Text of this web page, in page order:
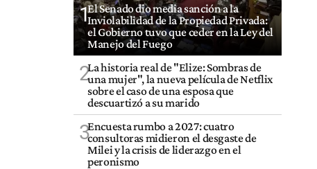
1El Senado dio media sanción a la
Inviolabilidad de la Propiedad Privada:
el Gobierno tuvo que ceder en la Ley del
Manejo del Fuego
2La historia real de "Elize: Sombras de
una mujer", la nueva película de Netflix
sobre el caso de una esposa que
descuartizó a su marido
3Encuesta rumbo a 2027: cuatro
consultoras midieron el desgaste de
Milei y la crisis de liderazgo en el
peronismo